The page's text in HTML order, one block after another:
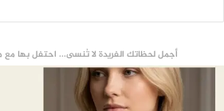
أجمل لحظاتك الفريدة لا تُنسى... احتفل بها